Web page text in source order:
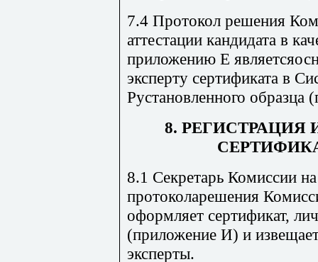
7.4 Протокол решения
аттестации кандидата в
приложению Е
эксперту сертификата в
Рустановленного
8. РЕГИСТРАЦИЯ
8.1 Секретарь Комиссии
протоколарешения
оформляет сертификат,
(приложение И) и
эксперты.